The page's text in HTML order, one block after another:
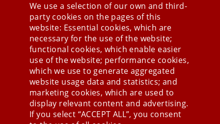
Stay connected
We use a selection of our own and third-
party cookies on the pages of this
website: Essential cookies, which are
necessary for the use of the website;
functional cookies, which enable easier
use of the website; performance cookies,
which we use to generate aggregated
website usage data and statistics; and
marketing cookies, which are used to
display relevant content and advertising.
If you select “ACCEPT ALL”, you consent